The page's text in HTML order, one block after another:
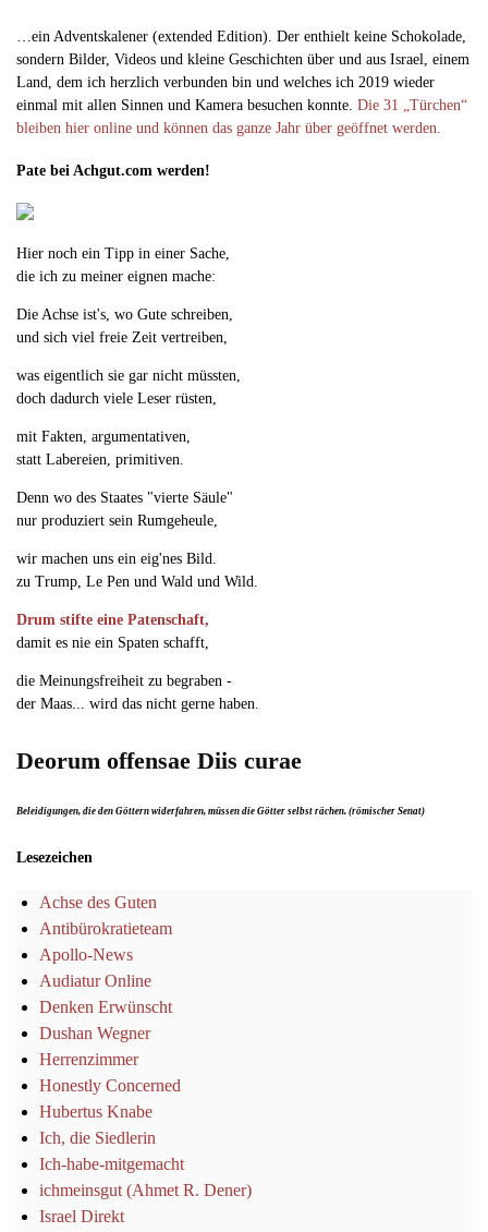
…ein Adventskalener (extended Edition). Der enthielt keine Schokolade,
sondern Bilder, Videos und kleine Geschichten über und aus Israel, einem
Land, dem ich herzlich verbunden bin und welches ich 2019 wieder
einmal mit allen Sinnen und Kamera besuchen konnte. Die 31 „Türchen“
bleiben hier online und können das ganze Jahr über geöffnet werden.
Pate bei Achgut.com werden!
Hier noch ein Tipp in einer Sache,
die ich zu meiner eignen mache:
Die Achse ist's, wo Gute schreiben,
und sich viel freie Zeit vertreiben,
was eigentlich sie gar nicht müssten,
doch dadurch viele Leser rüsten,
mit Fakten, argumentativen,
statt Labereien, primitiven.
Denn wo des Staates "vierte Säule"
nur produziert sein Rumgeheule,
wir machen uns ein eig'nes Bild.
zu Trump, Le Pen und Wald und Wild.
Drum stifte eine Patenschaft,
damit es nie ein Spaten schafft,
die Meinungsfreiheit zu begraben -
der Maas... wird das nicht gerne haben.
Deorum offensae Diis curae
Beleidigungen, die den Göttern widerfahren, müssen die Götter selbst rächen. (römischer Senat)
Lesezeichen
Achse des Guten
Antibürokratieteam
Apollo-News
Audiatur Online
Denken Erwünscht
Dushan Wegner
Herrenzimmer
Honestly Concerned
Hubertus Knabe
Ich, die Siedlerin
Ich-habe-mitgemacht
ichmeinsgut (Ahmet R. Dener)
Israel Direkt